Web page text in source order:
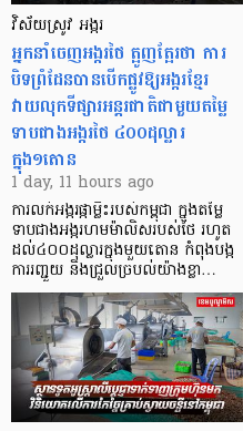
វិស័យស្រូវ អង្ករ
អ្នកនាំចេញអង្ករថៃ ត្អូញត្អែរថា ការ
បិទព្រំដែនបានបើកផ្លូវឱ្យអង្ករខ្មែរ
វាយលុកទីផ្សារអន្តរជាតិជាមួយតម្លៃ
ទាបជាងអង្ករថៃ ៤០០ដុល្លារ
ក្នុង១តោន
1 day, 11 hours ago
ការលក់អង្ករផ្កាម្លិះរបស់កម្ពុជា ក្នុងតម្លៃ
ទាបជាងអង្ករហមម៉ាលិសរបស់ថៃ រហូត
ដល់៤០០ដុល្លារក្នុងមួយតោន កំពុងបង្ក
ការរញ្ជួយ និងជ្រួលច្របល់យ៉ាងខ្លា…